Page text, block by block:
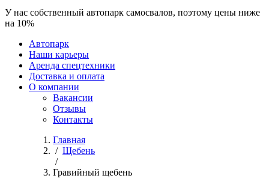
У нас собственный автопарк самосвалов, поэтому цены ниже
на 10%
Автопарк
Наши карьеры
Аренда спецтехники
Доставка и оплата
О компании
Вакансии
Отзывы
Контакты
Главная
/ Щебень
/
Гравийный щебень